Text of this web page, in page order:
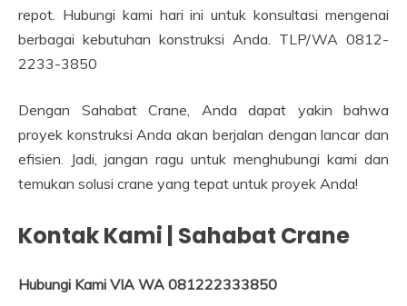
repot. Hubungi kami hari ini untuk konsultasi mengenai
berbagai kebutuhan konstruksi Anda. TLP/WA 0812-
2233-3850
Dengan Sahabat Crane, Anda dapat yakin bahwa
proyek konstruksi Anda akan berjalan dengan lancar dan
efisien. Jadi, jangan ragu untuk menghubungi kami dan
temukan solusi crane yang tepat untuk proyek Anda!
Kontak Kami | Sahabat Crane
Hubungi Kami VIA WA 081222333850